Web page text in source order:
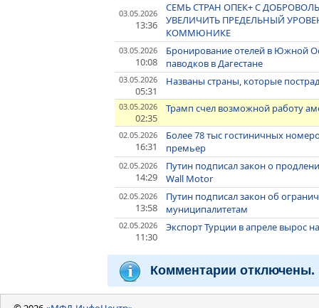
03.05.2026
13:36
СЕМЬ СТРАН ОПЕК+ С
УВЕЛИЧИТЬ ПРЕДЕЛЬНЫЙ
КОММЮНИКЕ
03.05.2026
10:08
Бронирование отелей в Южной
паводков в Дагестане
03.05.2026
05:31
Названы страны, которые
03.05.2026
02:35
Трамп счел возможной работу
02.05.2026
16:31
Более 78 тыс гостиничных
премьер
02.05.2026
14:29
Путин подписал закон о
Wall Motor
02.05.2026
13:58
Путин подписал закон об
муниципалитетам
02.05.2026
11:30
Экспорт Турции в апреле вырос
Комментарии отключены.